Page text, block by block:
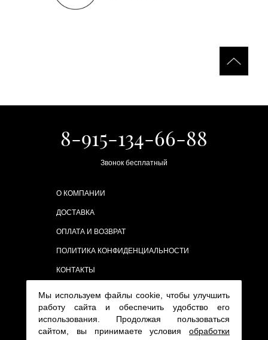
8-915-134-66-88
Звонок бесплатный
О КОМПАНИИ
ДОСТАВКА
ОПЛАТА И ВОЗВРАТ
ПОЛИТИКА КОНФИДЕНЦИАЛЬНОСТИ
КОНТАКТЫ
Мы используем файлы cookie, чтобы улучшить
работу сайта и обеспечить удобство его
использования. Продолжая пользоваться
сайтом, вы принимаете условия обработки